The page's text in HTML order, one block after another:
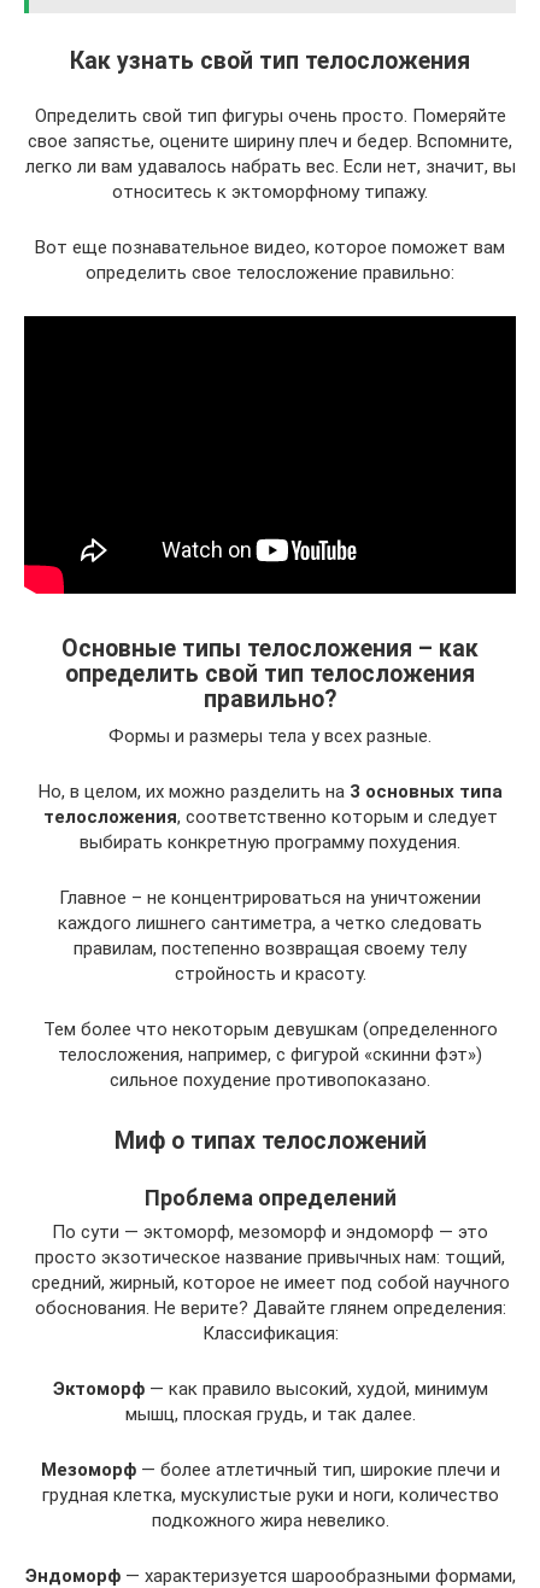
Как узнать свой тип телосложения
Определить свой тип фигуры очень просто. Померяйте
свое запястье, оцените ширину плеч и бедер. Вспомните,
легко ли вам удавалось набрать вес. Если нет, значит, вы
относитесь к эктоморфному типажу.
Вот еще познавательное видео, которое поможет вам
определить свое телосложение правильно:
Основные типы телосложения – как
определить свой тип телосложения
правильно?
Формы и размеры тела у всех разные.
Но, в целом, их можно разделить на 3 основных типа
телосложения, соответственно которым и следует
выбирать конкретную программу похудения.
Главное – не концентрироваться на уничтожении
каждого лишнего сантиметра, а четко следовать
правилам, постепенно возвращая своему телу
стройность и красоту.
Тем более что некоторым девушкам (определенного
телосложения, например, с фигурой «скинни фэт»)
сильное похудение противопоказано.
Миф о типах телосложений
Проблема определений
По сути — эктоморф, мезоморф и эндоморф — это
просто экзотическое название привычных нам: тощий,
средний, жирный, которое не имеет под собой научного
обоснования. Не верите? Давайте глянем определения:
Классификация:
Эктоморф— как правило высокий, худой, минимум
мышц, плоская грудь, и так далее.
Мезоморф— более атлетичный тип, широкие плечи и
грудная клетка, мускулистые руки и ноги, количество
подкожного жира невелико.
Эндоморф— характеризуется шарообразными формами,